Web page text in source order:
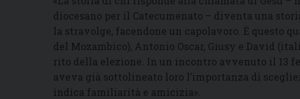
diocesano per il Catecumenato – diventa una
la stravolge, facendone un capolavoro. È questo
del Mozambico), Antonio Oscar, Giusy e David
rito della elezione. In un incontro avvenuto il 13
aveva già sottolineato loro l’importanza di
indica familiarità e amicizia».